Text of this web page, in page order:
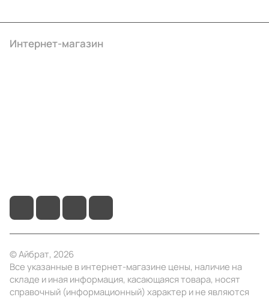
Интернет-магазин
© Айбрат, 2026
Все указанные в интернет-магазине цены, наличие на
складе и иная информация, касающаяся товара, носят
справочный (информационный) характер и не являются